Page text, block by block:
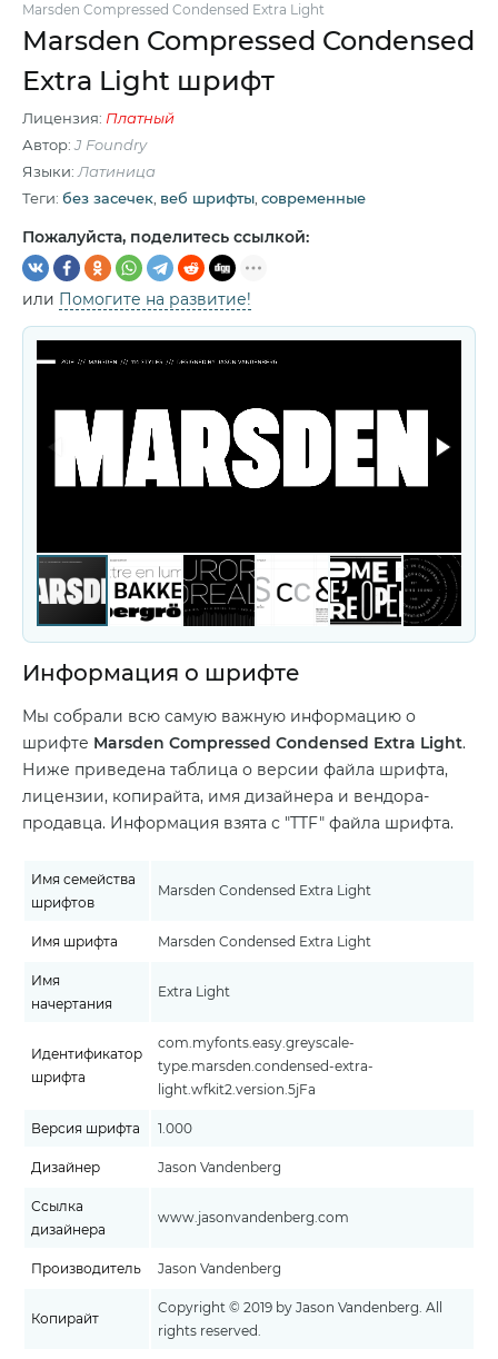
Marsden Compressed Condensed Extra Light
Marsden Compressed Condensed
Extra Light шрифт
Лицензия: Платный
Автор:J Foundry
Языки: Латиница
Теги: без засечек веб шрифты современные
Пожалуйста, поделитесь ссылкой:
или Помогите на развитие!
Информация о шрифте
Мы собрали всю самую важную информацию о
шрифте Marsden Compressed Condensed Extra Light.
Ниже приведена таблица о версии файла шрифта,
лицензии, копирайта, имя дизайнера и вендора-
продавца. Информация взята с "TTF" файла шрифта.
Имя семейства
шрифтов
Marsden Condensed Extra Light
Имя шрифта Marsden Condensed Extra Light
Имя
начертания
Extra Light
Идентификатор
шрифта
com.myfonts.easy.greyscale-
type.marsden.condensed-extra-
light.wfkit2.version.5jFa
Версия шрифта 1.000
Дизайнер Jason Vandenberg
Ссылка
дизайнера
www.jasonvandenberg.com
Производитель Jason Vandenberg
Копирайт
Copyright © 2019 by Jason Vandenberg. All
rights reserved.